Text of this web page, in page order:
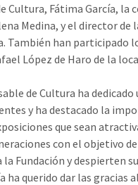
Cultura, Fátima García, la
Medina, y el director de
También han participado
López de Haro de la
de Cultura ha dedicado
y ha destacado la
que sean
con el objetivo de
la Fundación y despierten
ha querido dar las gracias